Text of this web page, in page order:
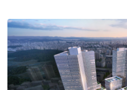
본문